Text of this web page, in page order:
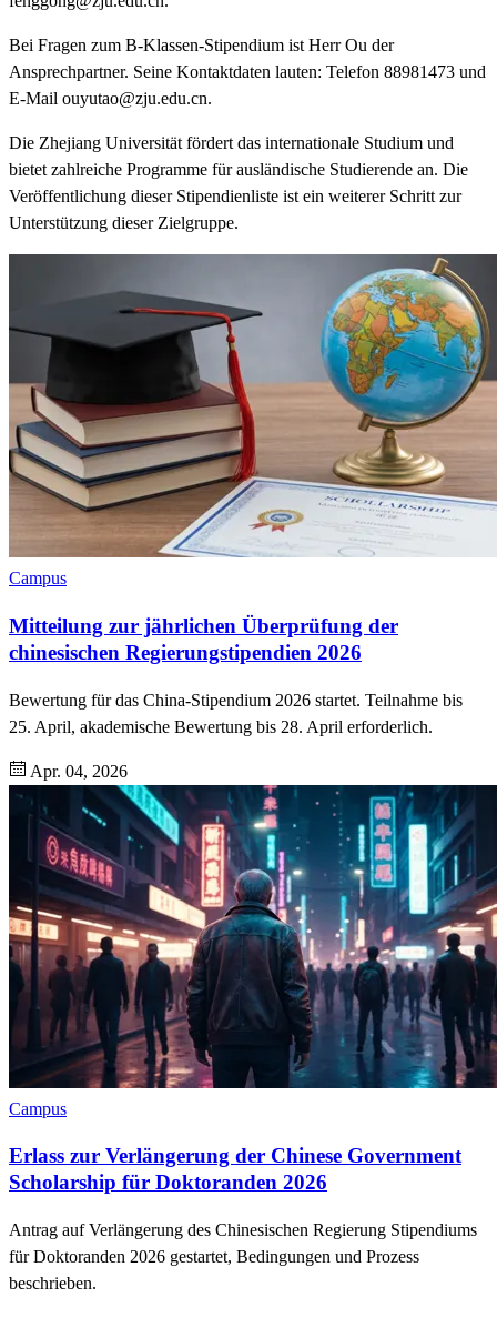
Bei Fragen zum B-Klassen-Stipendium ist Herr Ou der
Ansprechpartner. Seine Kontaktdaten lauten: Telefon 88981473 und
E-Mail ouyutao@zju.edu.cn.
Die Zhejiang Universität fördert das internationale Studium und
bietet zahlreiche Programme für ausländische Studierende an. Die
Veröffentlichung dieser Stipendienliste ist ein weiterer Schritt zur
Unterstützung dieser Zielgruppe.
Campus
Mitteilung zur jährlichen Überprüfung der
chinesischen Regierungstipendien 2026
Bewertung für das China-Stipendium 2026 startet. Teilnahme bis
25. April, akademische Bewertung bis 28. April erforderlich.
Apr. 04, 2026
Campus
Erlass zur Verlängerung der Chinese Government
Scholarship für Doktoranden 2026
Antrag auf Verlängerung des Chinesischen Regierung Stipendiums
für Doktoranden 2026 gestartet, Bedingungen und Prozess
beschrieben.